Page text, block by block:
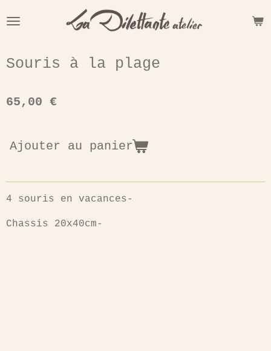
au
principal
Souris à la plage
65,00 €
Ajouter au panier
4 souris en vacances-
Chassis 20x40cm-